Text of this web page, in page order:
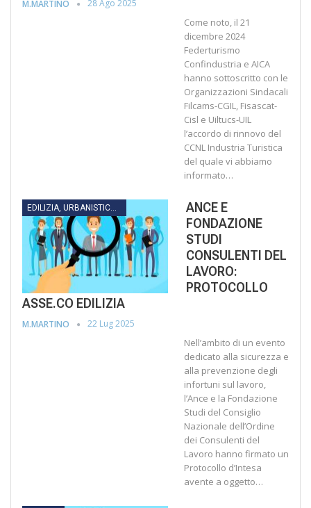
M.MARTINO 28 Ago 2025
Come noto, il 21
dicembre 2024
Federturismo
Confindustria e AICA
hanno sottoscritto con le
Organizzazioni Sindacali
Filcams-CGIL, Fisascat-
Cisl e Uiltucs-UIL
l’accordo di rinnovo del
CCNL Industria Turistica
del quale vi abbiamo
informato…
EDILIZIA, URBANISTICA, LAVORI PUBBLICI, INFRASTRUTTURE E TRASPORTI
ANCE E
FONDAZIONE
STUDI
CONSULENTI DEL
LAVORO:
PROTOCOLLO
ASSE.CO EDILIZIA
M.MARTINO 22 Lug 2025
Nell’ambito di un evento
dedicato alla sicurezza e
alla prevenzione degli
infortuni sul lavoro,
l’Ance e la Fondazione
Studi del Consiglio
Nazionale dell’Ordine
dei Consulenti del
Lavoro hanno firmato un
Protocollo d’Intesa
avente a oggetto…